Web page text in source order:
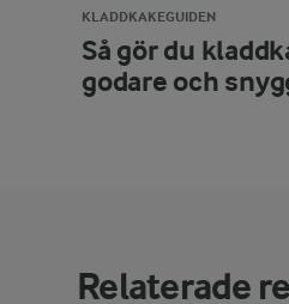
KLADDKAKEGUIDEN
Så gör du
godare och
Relaterade